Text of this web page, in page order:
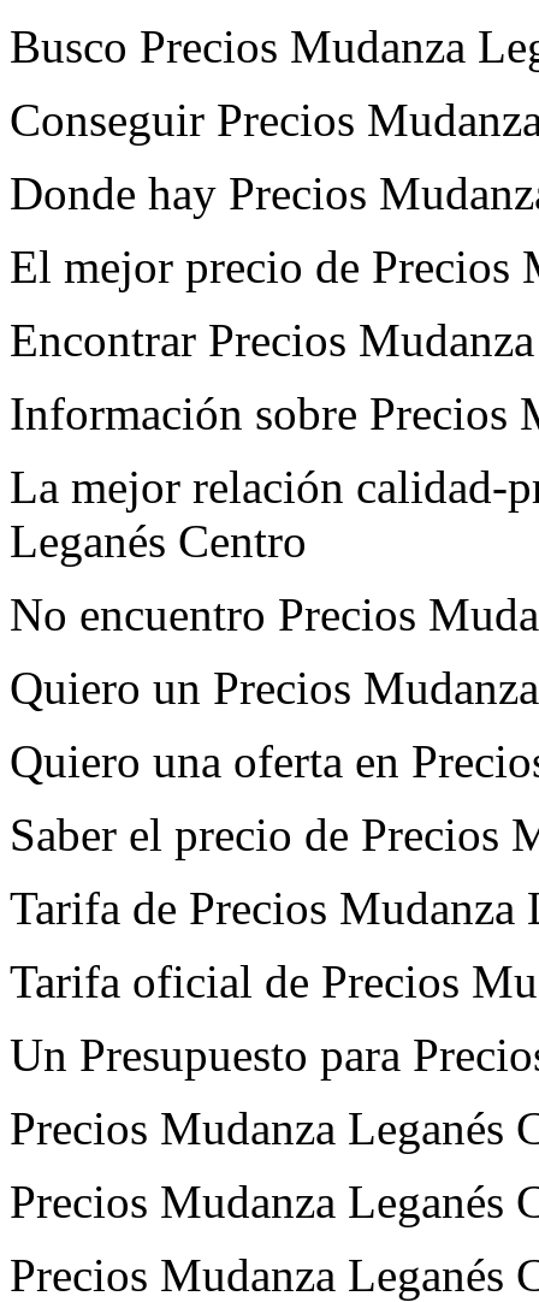
Busco Precios Mudanza
Conseguir Precios
Donde hay Precios
El mejor precio de Precios
Encontrar Precios
Información sobre Precios
La mejor relación calidad-
Leganés Centro
No encuentro Precios
Quiero un Precios
Quiero una oferta en
Saber el precio de Precios
Tarifa de Precios Mudanza
Tarifa oficial de Precios
Un Presupuesto para
Precios Mudanza Leganés
Precios Mudanza Leganés
Precios Mudanza Leganés